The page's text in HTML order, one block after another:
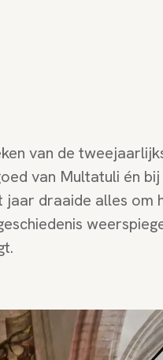
van de
van Multatuli én bij
jaar draaide alles om